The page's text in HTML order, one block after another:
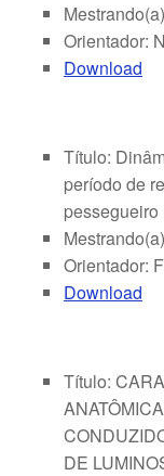
Orientador:
Download
Título:
período de
Orientador:
Download
Título:
DE